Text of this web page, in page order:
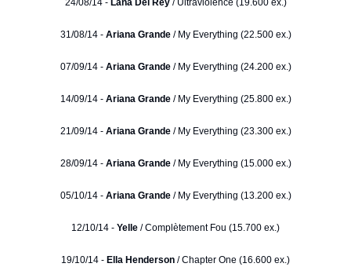
24/08/14 -Lana Del Rey/ Ultraviolence (19.600 ex.)
31/08/14 - Ariana Grande/ My Everything (22.500 ex.)
07/09/14 - Ariana Grande/ My Everything (24.200 ex.)
14/09/14 - Ariana Grande/ My Everything (25.800 ex.)
21/09/14 - Ariana Grande/ My Everything (23.300 ex.)
28/09/14 - Ariana Grande/ My Everything (15.000 ex.)
05/10/14 -Ariana Grande/ My Everything (13.200 ex.)
12/10/14 - Yelle / Complètement Fou (15.700 ex.)
19/10/14 - Ella Henderson / Chapter One (16.600 ex.)